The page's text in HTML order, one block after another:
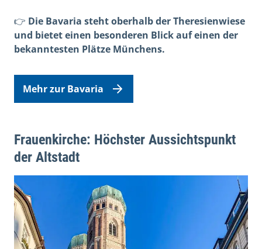
👉 Die Bavaria steht oberhalb der Theresienwiese
und bietet einen besonderen Blick auf einen der
bekanntesten Plätze Münchens.
Mehr zur Bavaria
Frauenkirche: Höchster Aussichtspunkt
der Altstadt